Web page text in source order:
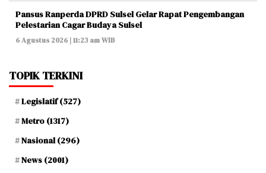
Pansus Ranperda DPRD Sulsel Gelar Rapat Pengembangan
Pelestarian Cagar Budaya Sulsel
6 Agustus 2026 | 11:23 am WIB
TOPIK TERKINI
Legislatif(527)
Metro (1317)
Nasional(296)
News (2001)